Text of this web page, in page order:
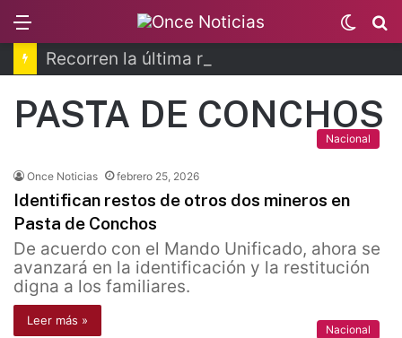
Switch
skin
PASTA DE CONCHOS
Nacional
Once Noticias febrero 25, 2026
Identifican restos de otros dos mineros en
Pasta de Conchos
De acuerdo con el Mando Unificado, ahora se
avanzará en la identificación y la restitución
digna a los familiares.
Leer más »
Nacional